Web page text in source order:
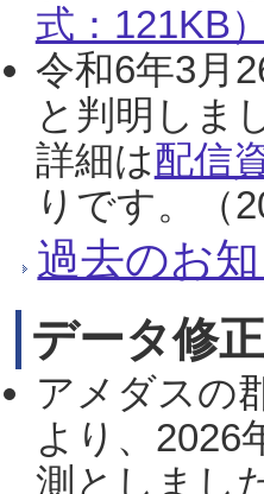
式：121KB）
令和6年3月
と判明しま
詳細は配信
りです。（
過去のお
データ修
アメダスの
より、2026
測としまし